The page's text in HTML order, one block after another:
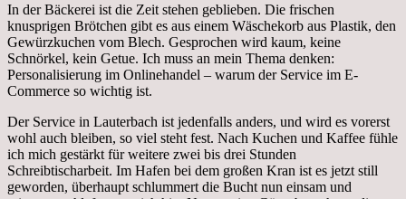
In der Bäckerei ist die Zeit stehen geblieben. Die frischen
knusprigen Brötchen gibt es aus einem Wäschekorb aus Plastik, den
Gewürzkuchen vom Blech. Gesprochen wird kaum, keine
Schnörkel, kein Getue. Ich muss an mein Thema denken:
Personalisierung im Onlinehandel – warum der Service im E-
Commerce so wichtig ist.
Der Service in Lauterbach ist jedenfalls anders, und wird es vorerst
wohl auch bleiben, so viel steht fest. Nach Kuchen und Kaffee fühle
ich mich gestärkt für weitere zwei bis drei Stunden
Schreibtischarbeit. Im Hafen bei dem großen Kran ist es jetzt still
geworden, überhaupt schlummert die Bucht nun einsam und